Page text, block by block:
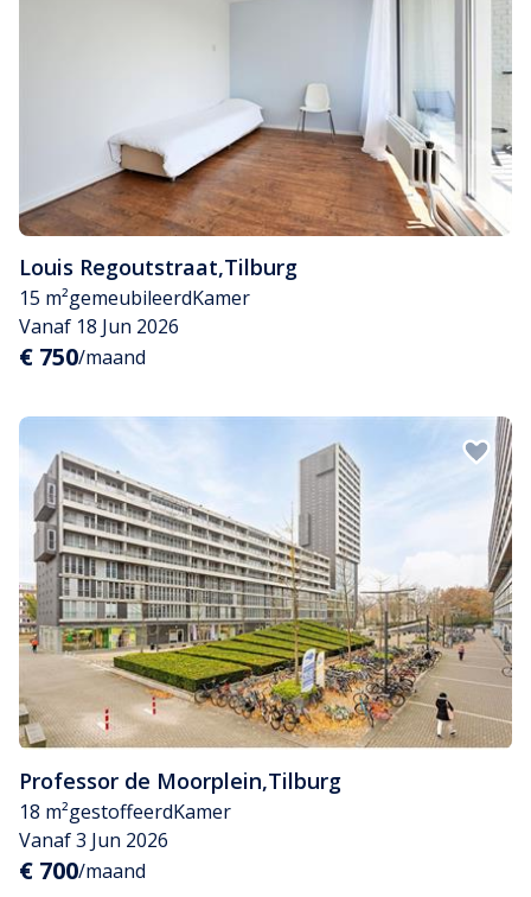
Louis Regoutstraat,Tilburg
15 m²gemeubileerdKamer
Vanaf 18 Jun 2026
€ 750/maand
Professor de Moorplein,Tilburg
18 m²gestoffeerdKamer
Vanaf 3 Jun 2026
€ 700/maand